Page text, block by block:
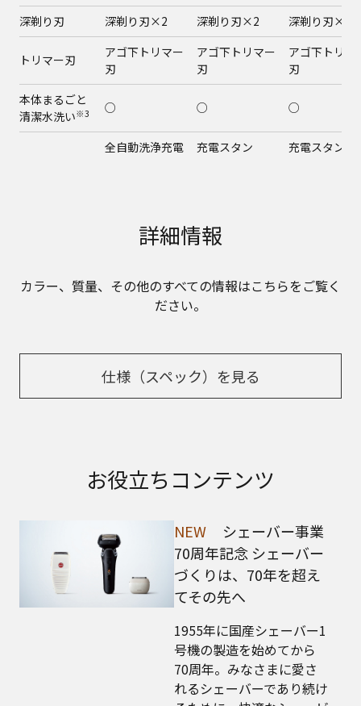
深剃り刃 深剃り刃×2 深剃り刃×2 深剃り刃×2
トリマー刃
アゴ下トリマー
刃
アゴ下トリマー
刃
アゴ下トリマ
刃
本体まるごと
清潔水洗い※3 ○ ○ ○
全自動洗浄充電
充電スタン
充電スタン
自動電圧切替付
自動電圧切替
急速約1時間 急速約1時間
詳細情報
カラー、質量、その他のすべての情報はこちらをご覧く
ださい。
仕様（スペック）を見る
お役立ちコンテンツ
NEW
シェーバー事業
70周年記念 シェーバー
づくりは、70年を超え
てその先へ
1955年に国産シェーバー1
号機の製造を始めてから
70周年。みなさまに愛さ
れるシェーバーであり続け